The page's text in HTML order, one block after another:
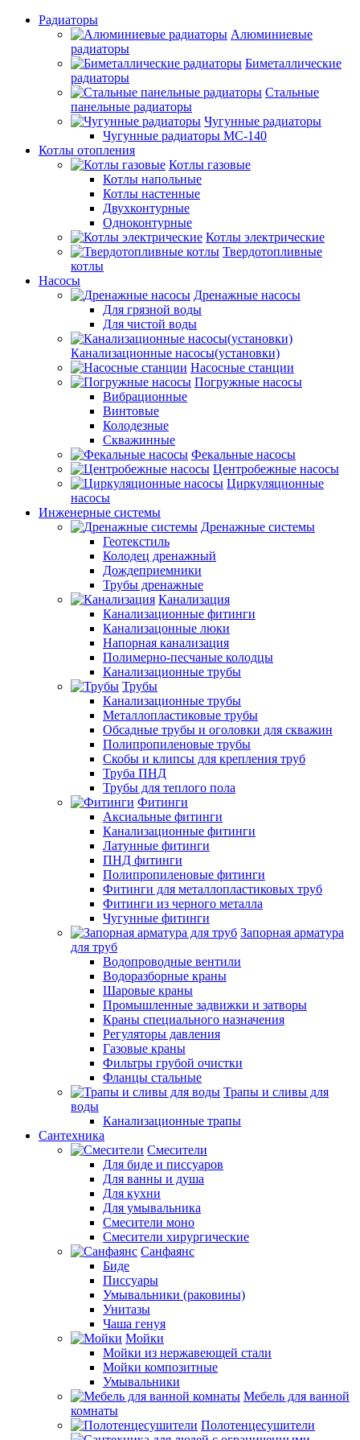
Радиаторы
Алюминиевые
радиаторы
Биметаллические
радиаторы
Стальные
панельные радиаторы
Чугунные радиаторы
Чугунные радиаторы МС-140
Котлы отопления
Котлы газовые
Котлы напольные
Котлы настенные
Двухконтурные
Одноконтурные
Котлы электрические
Твердотопливные
котлы
Насосы
Дренажные насосы
Для грязной воды
Для чистой воды
Канализационные насосы(установки)
Насосные станции
Погружные насосы
Вибрационные
Винтовые
Колодезные
Скважинные
Фекальные насосы
Центробежные насосы
Циркуляционные
насосы
Инженерные системы
Дренажные системы
Геотекстиль
Колодец дренажный
Дождеприемники
Трубы дренажные
Канализация
Канализационные фитинги
Канализацонные люки
Напорная канализация
Полимерно-песчаные колодцы
Канализационные трубы
Трубы
Канализационные трубы
Металлопластиковые трубы
Обсадные трубы и оголовки для скважин
Полипропиленовые трубы
Скобы и клипсы для крепления труб
Труба ПНД
Трубы для теплого пола
Фитинги
Аксиальные фитинги
Канализационные фитинги
Латунные фитинги
ПНД фитинги
Полипропиленовые фитинги
Фитинги для металлопластиковых труб
Фитинги из черного металла
Чугунные фитинги
Запорная арматура
для труб
Водопроводные вентили
Водоразборные краны
Шаровые краны
Промышленные задвижки и затворы
Краны специального назначения
Регуляторы давления
Газовые краны
Фильтры грубой очистки
Фланцы стальные
Трапы и сливы для
воды
Канализационные трапы
Сантехника
Смесители
Для биде и писсуаров
Для ванны и душа
Для кухни
Для умывальника
Смесители моно
Смесители хирургические
Санфаянс
Биде
Писсуары
Умывальники (раковины)
Унитазы
Чаша генуя
Мойки
Мойки из нержавеющей стали
Мойки композитные
Умывальники
Мебель для ванной
комнаты
Полотенцесушители